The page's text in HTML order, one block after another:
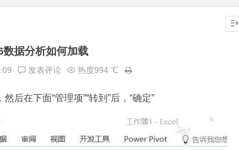
据分析如何加载
发表评论 热度994 ℃
后在下面“管理项”“转到”后，“确定”